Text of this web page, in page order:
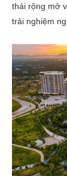
thái rộng mở
trải nghiệm